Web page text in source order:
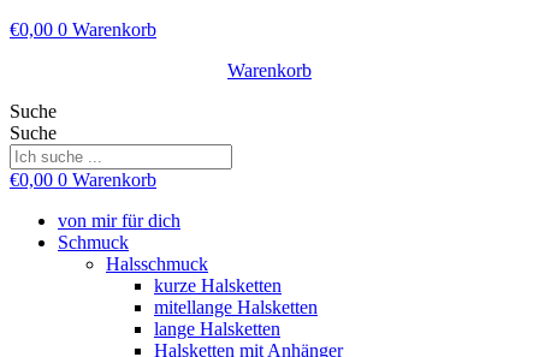
€0,00 0 Warenkorb
Warenkorb
Suche
Suche
€0,00 0 Warenkorb
von mir für dich
Schmuck
Halsschmuck
kurze Halsketten
mitellange Halsketten
lange Halsketten
Halsketten mit Anhänger